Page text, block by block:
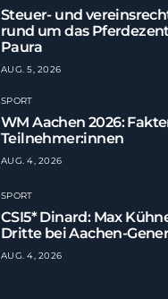
Steuer- und
rund um das
Paura
AUG. 5, 2026
SPORT
WM Aachen 2026:
Teilnehmer:innen
AUG. 4, 2026
SPORT
CSI5* Dinard: Max
Dritte bei Aachen-
AUG. 4, 2026